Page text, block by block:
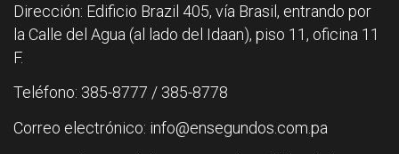
Dirección: Edificio Brazil 405, vía Brasil, entrando por
la Calle del Agua (al lado del Idaan), piso 11, oficina 11
F.
Teléfono: 385-8777 / 385-8778
Correo electrónico: info@ensegundos.com.pa